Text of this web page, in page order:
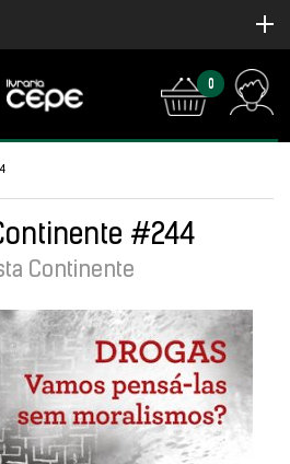
0
#244
Continente